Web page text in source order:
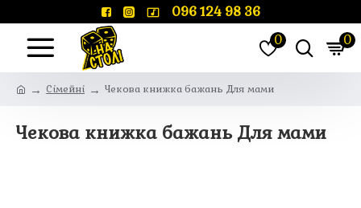
096 124 98 36
0 0
Сімейні Чекова книжка бажань Для мами
Чекова книжка бажань Для мами